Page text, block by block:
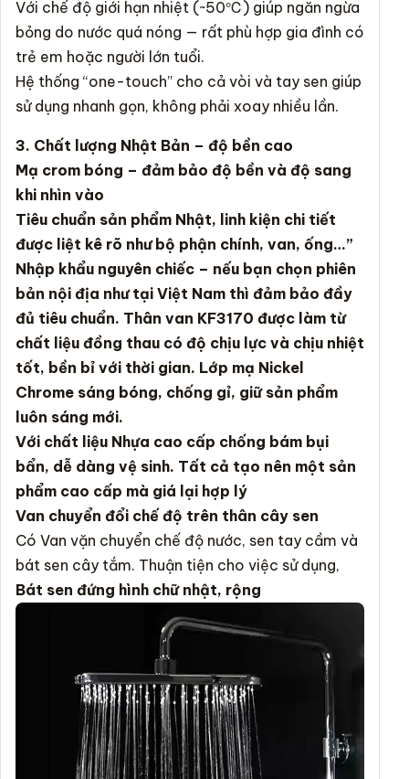
Với chế độ giới hạn nhiệt (~50℃) giúp ngăn ngừa
bỏng do nước quá nóng — rất phù hợp gia đình có
trẻ em hoặc người lớn tuổi.
Hệ thống “one-touch” cho cả vòi và tay sen giúp
sử dụng nhanh gọn, không phải xoay nhiều lần.
3. Chất lượng Nhật Bản – độ bền cao
Mạ crom bóng – đảm bảo độ bền và độ sang
khi nhìn vào
Tiêu chuẩn sản phẩm Nhật, linh kiện chi tiết
được liệt kê rõ như bộ phận chính, van, ống…”
Nhập khẩu nguyên chiếc – nếu bạn chọn phiên
bản nội địa như tại Việt Nam thì đảm bảo đầy
đủ tiêu chuẩn. Thân van KF3170 được làm từ
chất liệu đồng thau có độ chịu lực và chịu nhiệt
tốt, bền bỉ với thời gian. Lớp mạ Nickel
Chrome sáng bóng, chống gỉ, giữ sản phẩm
luôn sáng mới.
Với chất liệu Nhựa cao cấp chống bám bụi
bẩn, dễ dàng vệ sinh. Tất cả tạo nên một sản
phẩm cao cấp mà giá lại hợp lý
Van chuyển đổi chế độ trên thân cây sen
Có Van vặn chuyển chế độ nước, sen tay cầm và
bát sen cây tắm. Thuận tiện cho việc sử dụng,
Bát sen đứng hình chữ nhật, rộng